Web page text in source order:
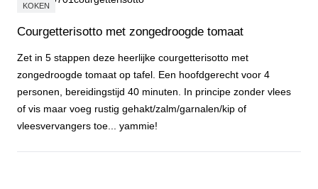
KOKEN
Courgetterisotto met zongedroogde tomaat
Zet in 5 stappen deze heerlijke courgetterisotto met
zongedroogde tomaat op tafel. Een hoofdgerecht voor 4
personen, bereidingstijd 40 minuten. In principe zonder vlees
of vis maar voeg rustig gehakt/zalm/garnalen/kip of
vleesvervangers toe... yammie!